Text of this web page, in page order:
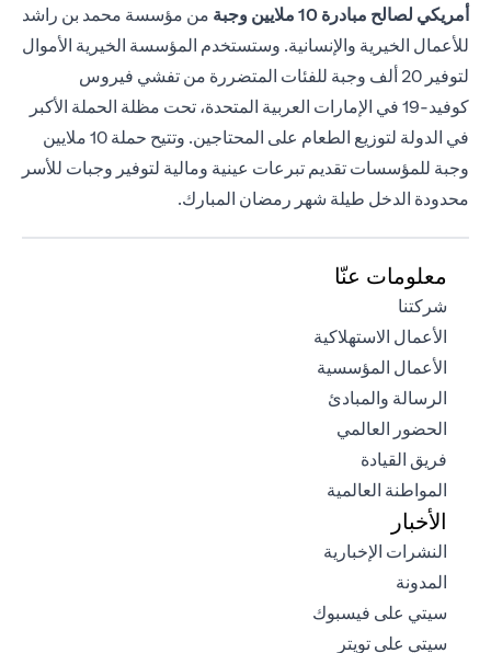
أمريكي لصالح مبادرة 10 ملايين وجبة
من مؤسسة محمد بن راشد
للأعمال الخيرية والإنسانية. وستستخدم المؤسسة الخيرية الأموال
لتوفير 20 ألف وجبة للفئات المتضررة من تفشي فيروس
كوفيد-19 في الإمارات العربية المتحدة، تحت مظلة الحملة الأكبر
في الدولة لتوزيع الطعام على المحتاجين. وتتيح حملة 10 ملايين
وجبة للمؤسسات تقديم تبرعات عينية ومالية لتوفير وجبات للأسر
محدودة الدخل طيلة شهر رمضان المبارك.
معلومات عنّا
شركتنا
الأعمال الاستهلاكية
الأعمال المؤسسية
الرسالة والمبادئ
الحضور العالمي
فريق القيادة
المواطنة العالمية
الأخبار
النشرات الإخبارية
المدونة
سيتي على فيسبوك
سيتي على تويتر